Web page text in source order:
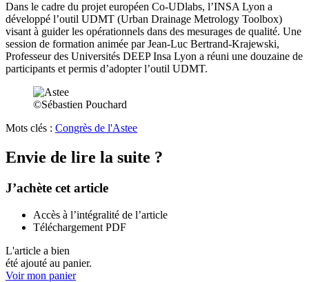
Dans le cadre du projet européen Co-UDlabs, l’INSA Lyon a
développé l’outil UDMT (Urban Drainage Metrology Toolbox)
visant à guider les opérationnels dans des mesurages de qualité. Une
session de formation animée par Jean-Luc Bertrand-Krajewski,
Professeur des Universités DEEP Insa Lyon a réuni une douzaine de
participants et permis d’adopter l’outil UDMT.
©Sébastien Pouchard
Mots clés : Congrès de l'Astee
Envie de lire la suite ?
J’achète cet article
Accès à l’intégralité de l’article
Téléchargement PDF
L'article a bien
été ajouté au panier.
Voir mon panier